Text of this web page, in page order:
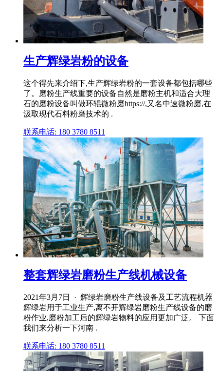
生产辉绿岩粉的设备
这个得先来介绍下,生产辉绿岩粉的一套设备都包括哪些
了。磨粉生产线重要的设备自然是磨粉主机和适合大理
石的磨粉设备叫做环辊微粉磨https://,又名中速微粉磨,在
汲取现代石料粉磨技术的 .
联系电话: 180 3780 8511
整套辉绿岩磨粉生产线机械设备
2021年3月7日 · 辉绿岩磨粉生产线设备及工艺流程机器
辉绿岩用于工业生产,离不开辉绿岩磨粉生产线设备的磨
粉作业,磨粉加工后的辉绿岩物料的应用更加广泛。 下面
我们来分析一下河南 .
联系电话: 180 3780 8511